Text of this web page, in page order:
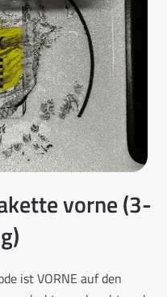
vorne (3-
ist VORNE auf den